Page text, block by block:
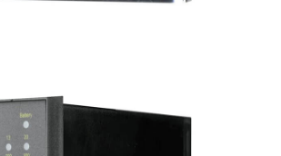
esplosivi e tossici uso industriale
4 sonde convenzionali